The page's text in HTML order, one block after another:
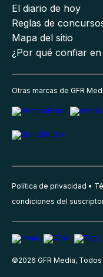
El diario de hoy
Reglas de
Mapa del sitio
¿Por qué confiar
Otras marcas de GFR
Política de privacidad
condiciones del
©2026 GFR Media,